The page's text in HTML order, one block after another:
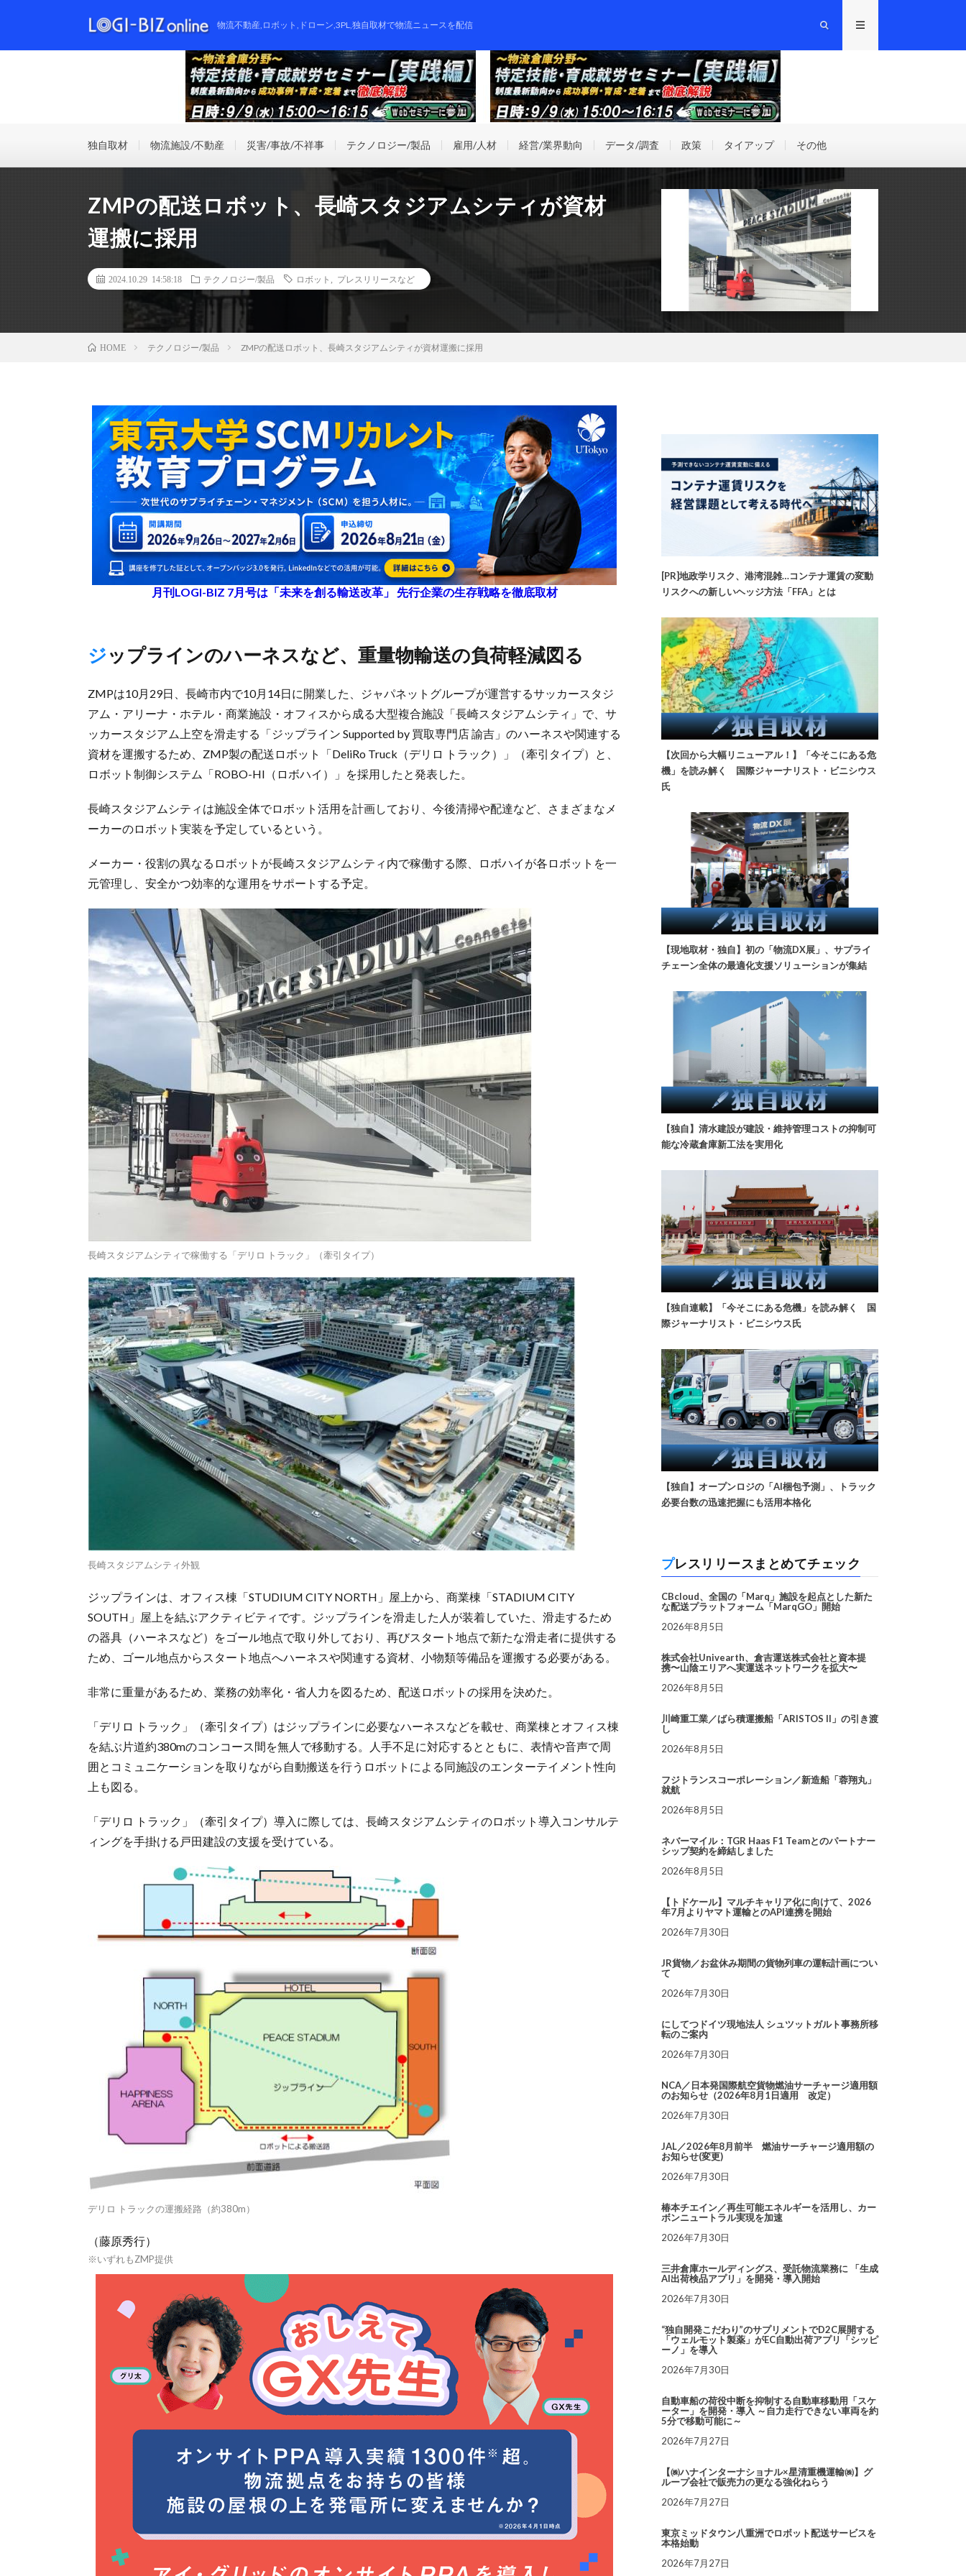
物流不動産,ロボット,ドローン,3PL,独自取材で物流ニュースを配信
独自取材 物流施設/不動産 災害/事故/不祥事 テクノロジー/製品 雇用/人材 経営/業界動向 データ/調査 政策 タイアップ その他
ZMPの配送ロボット、長崎スタジアムシティが資材
運搬に採用
2024.10.29 14:58:18 テクノロジー/製品 ロボット プレスリリースなど
HOME テクノロジー/製品 ZMPの配送ロボット、長崎スタジアムシティが資材運搬に採用
月刊LOGI-BIZ 7月号は「未来を創る輸送改革」 先行企業の生存戦略を徹底取材
ジップラインのハーネスなど、重量物輸送の負荷軽減図る
ZMPは10月29日、長崎市内で10月14日に開業した、ジャパネットグループが運営するサッカースタジ
アム・アリーナ・ホテル・商業施設・オフィスから成る大型複合施設「長崎スタジアムシティ」で、サ
ッカースタジアム上空を滑走する「ジップライン Supported by 買取専門店 諭吉」のハーネスや関連する
資材を運搬するため、ZMP製の配送ロボット「DeliRo Truck（デリロ トラック）」（牽引タイプ）と、
ロボット制御システム「ROBO-HI（ロボハイ）」を採用したと発表した。
長崎スタジアムシティは施設全体でロボット活用を計画しており、今後清掃や配達など、さまざまなメ
ーカーのロボット実装を予定しているという。
メーカー・役割の異なるロボットが長崎スタジアムシティ内で稼働する際、ロボハイが各ロボットを一
元管理し、安全かつ効率的な運用をサポートする予定。
長崎スタジアムシティで稼働する「デリロ トラック」（牽引タイプ）
長崎スタジアムシティ外観
ジップラインは、オフィス棟「STUDIUM CITY NORTH」屋上から、商業棟「STADIUM CITY
SOUTH」屋上を結ぶアクティビティです。ジップラインを滑走した人が装着していた、滑走するため
の器具（ハーネスなど）をゴール地点で取り外しており、再びスタート地点で新たな滑走者に提供する
ため、ゴール地点からスタート地点へハーネスや関連する資材、小物類等備品を運搬する必要がある。
非常に重量があるため、業務の効率化・省人力を図るため、配送ロボットの採用を決めた。
「デリロ トラック」（牽引タイプ）はジップラインに必要なハーネスなどを載せ、商業棟とオフィス棟
を結ぶ片道約380mのコンコース間を無人で移動する。人手不足に対応するとともに、表情や音声で周
囲とコミュニケーションを取りながら自動搬送を行うロボットによる同施設のエンターテイメント性向
上も図る。
「デリロ トラック」（牽引タイプ）導入に際しては、長崎スタジアムシティのロボット導入コンサルテ
ィングを手掛ける戸田建設の支援を受けている。
デリロ トラックの運搬経路（約380m）
（藤原秀行）
※いずれもZMP提供
[PR]地政学リスク、港湾混雑…コンテナ運賃の変動
リスクへの新しいヘッジ方法「FFA」とは
【次回から大幅リニューアル！】「今そこにある危
機」を読み解く 国際ジャーナリスト・ビニシウス
氏
【現地取材・独自】初の「物流DX展」、サプライ
チェーン全体の最適化支援ソリューションが集結
【独自】清水建設が建設・維持管理コストの抑制可
能な冷蔵倉庫新工法を実用化
【独自連載】「今そこにある危機」を読み解く 国
際ジャーナリスト・ビニシウス氏
【独自】オープンロジの「AI梱包予測」、トラック
必要台数の迅速把握にも活用本格化
プレスリリースまとめてチェック
CBcloud、全国の「Marq」施設を起点とした新た
な配送プラットフォーム「MarqGO」開始
2026年8月5日
株式会社Univearth、倉吉運送株式会社と資本提
携〜山陰エリアへ実運送ネットワークを拡大〜
2026年8月5日
川崎重工業／ばら積運搬船「ARISTOS II」の引き渡
し
2026年8月5日
フジトランスコーポレーション／新造船「蓉翔丸」
就航
2026年8月5日
ネバーマイル：TGR Haas F1 Teamとのパートナー
シップ契約を締結しました
2026年8月5日
【トドケール】マルチキャリア化に向けて、2026
年7月よりヤマト運輸とのAPI連携を開始
2026年7月30日
JR貨物／お盆休み期間の貨物列車の運転計画につい
て
2026年7月30日
にしてつドイツ現地法人 シュツットガルト事務所移
転のご案内
2026年7月30日
NCA／日本発国際航空貨物燃油サーチャージ適用額
のお知らせ（2026年8月1日適用 改定）
2026年7月30日
JAL／2026年8月前半 燃油サーチャージ適用額の
お知らせ(変更)
2026年7月30日
椿本チエイン／再生可能エネルギーを活用し、カー
ボンニュートラル実現を加速
2026年7月30日
三井倉庫ホールディングス、受託物流業務に 「生成
AI出荷検品アプリ」を開発・導入開始
2026年7月30日
“独自開発こだわり”のサプリメントでD2C展開する
「ウェルモット製薬」がEC自動出荷アプリ「シッピ
ーノ」を導入
2026年7月30日
自動車船の荷役中断を抑制する自動車移動用「スケ
ーター」を開発・導入 ～自力走行できない車両を約
5分で移動可能に～
2026年7月27日
【㈱ハナインターナショナル×星清重機運輸㈱】グ
ループ会社で販売力の更なる強化ねらう
2026年7月27日
東京ミッドタウン八重洲でロボット配送サービスを
本格始動
2026年7月27日